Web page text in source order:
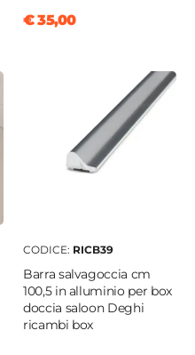
€ 35,00
CODICE: RICB39
Barra salvagoccia cm
100,5 in alluminio per box
doccia saloon Deghi
ricambi box